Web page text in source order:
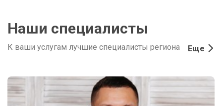
Наши специалисты
К ваши услугам лучшие специалисты региона Еще